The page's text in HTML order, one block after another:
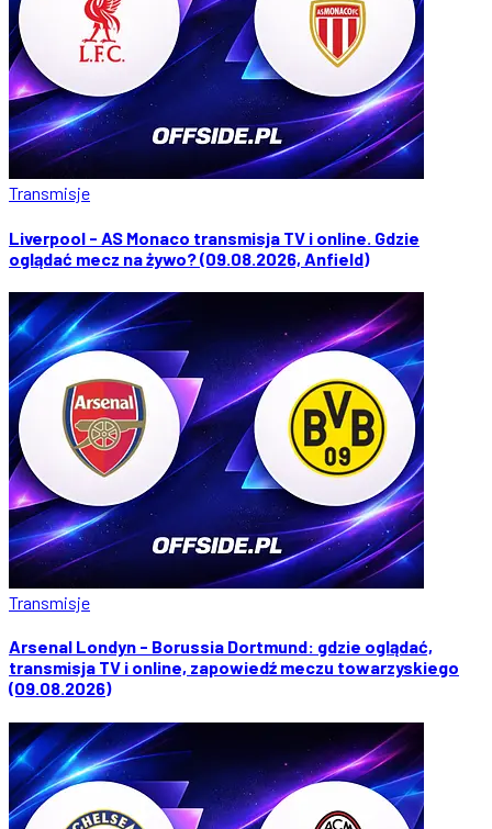
Transmisje
Liverpool - AS Monaco transmisja TV i online. Gdzie
oglądać mecz na żywo? (09.08.2026, Anfield)
Transmisje
Arsenal Londyn - Borussia Dortmund: gdzie oglądać,
transmisja TV i online, zapowiedź meczu towarzyskiego
(09.08.2026)